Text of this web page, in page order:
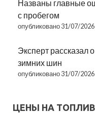
Названы главные
с пробегом
опубликовано 31/07/2026
Эксперт рассказал
зимних шин
опубликовано 31/07/2026
ЦЕНЫ НА